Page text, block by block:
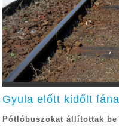
Gyula előtt kidőlt
Pótlóbuszokat állítottak be